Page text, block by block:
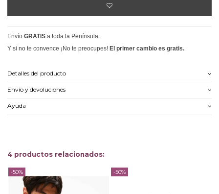
Envío GRATIS a toda la Península.
Y si no te convence ¡No te preocupes! El primer cambio es gratis.
Detalles del producto
Envío y devoluciones
Ayuda
4 productos relacionados:
-50% -50%